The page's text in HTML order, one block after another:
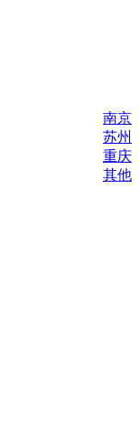
南京
苏州
重庆
其他